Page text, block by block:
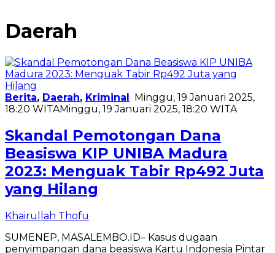
Daerah
Berita, Daerah, Kriminal Minggu, 19 Januari 2025,
18:20 WITAMinggu, 19 Januari 2025, 18:20 WITA
Skandal Pemotongan Dana
Beasiswa KIP UNIBA Madura
2023: Menguak Tabir Rp492 Juta
yang Hilang
Khairullah Thofu
SUMENEP, MASALEMBO.ID– Kasus dugaan
penyimpangan dana beasiswa Kartu Indonesia Pintar